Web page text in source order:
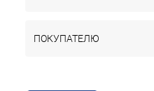
ПОКУПАТЕЛЮ